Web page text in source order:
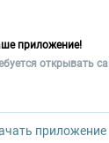
3 этаж
приложение!
открывать
приложение